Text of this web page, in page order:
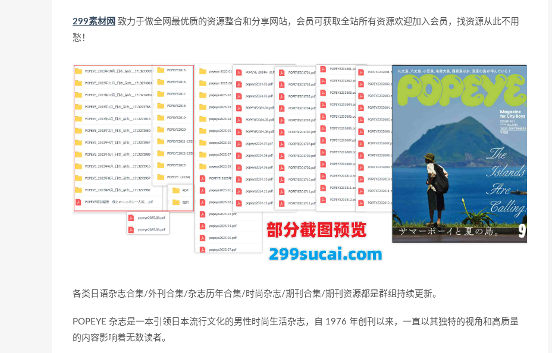
299素材网 致力于做全网最优质的资源整合和分享网站，会员可获取全站所有资源欢迎加入会员，找资源从此不用
愁！
各类日语杂志合集/外刊合集/杂志历年合集/时尚杂志/期刊合集/期刊资源都是群组持续更新。
POPEYE 杂志是一本引领日本流行文化的男性时尚生活杂志，自 1976 年创刊以来，一直以其独特的视角和高质量
的内容影响着无数读者。